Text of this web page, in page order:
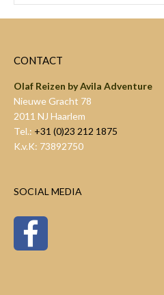
CONTACT
Olaf Reizen by Avila Adventure
Nieuwe Gracht 78
2011 NJ Haarlem
Tel.: +31 (0)23 212 1875
K.v.K: 73892750
SOCIAL MEDIA